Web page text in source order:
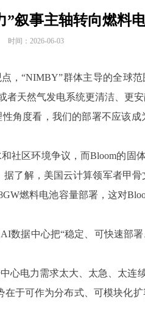
”叙事主轴转向燃料
时间： 2026-06-03
，“NIMBY”群体主导的全球
天然气发电系统更清洁、更
角度看，我们的部署不应该
社区环境争议，而Bloom的固
解，美国云计算领军者甲骨
燃料电池容量部署，这对
数据中心把“稳定、可快速部
心电力需求太大、太急、太
于可作为分布式、可模块化